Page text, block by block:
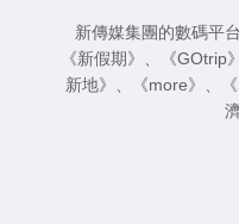
新傳媒集團的數碼平
《新假期》 、 《GOtrip》
新地》 、 《more》 、